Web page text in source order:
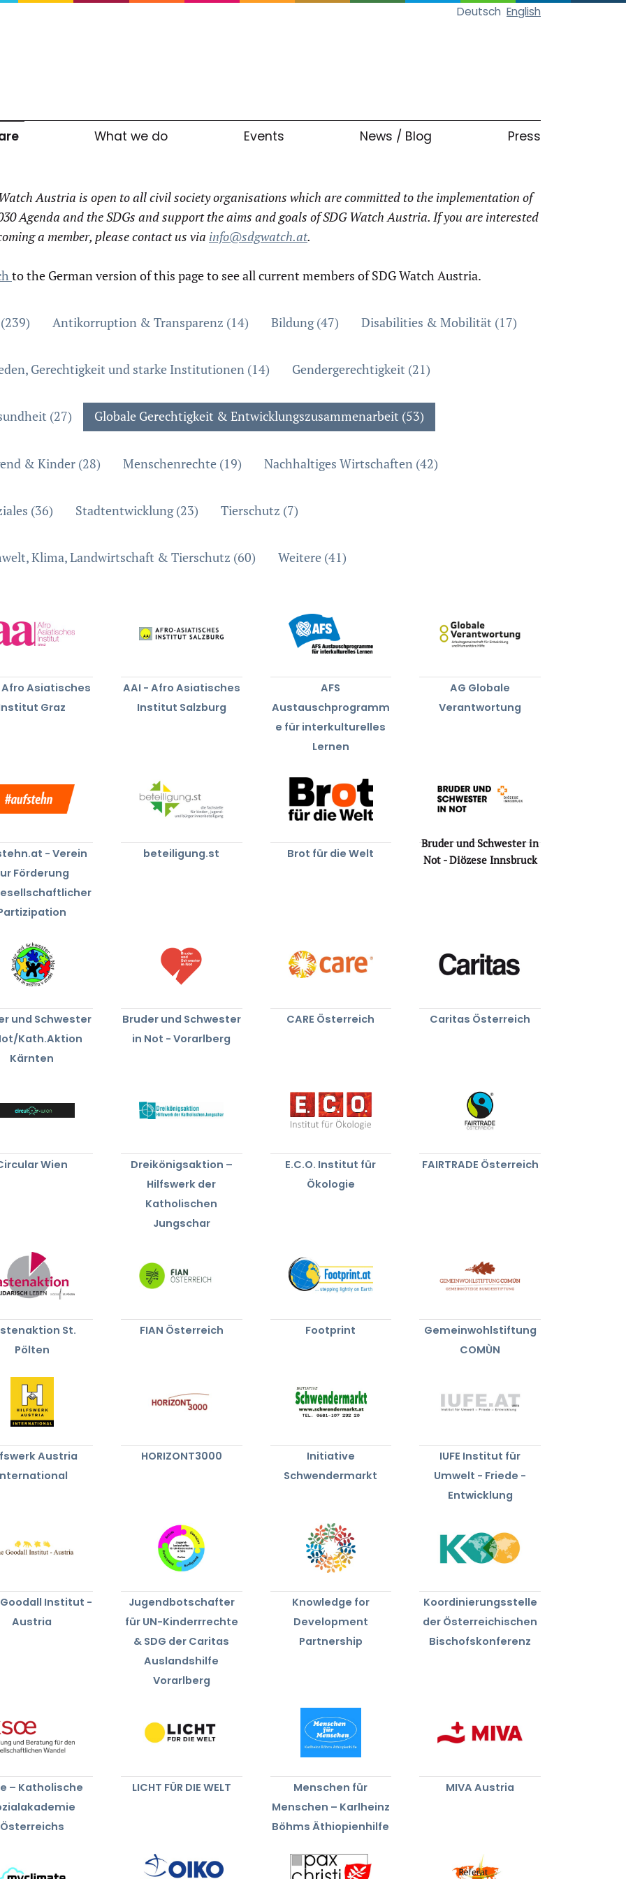
Deutsch English
What we do Events News / Blog Press
Austria is open to all civil society organisations which are committed to the implementation of
Agenda and the SDGs and support the aims and goals of SDG Watch Austria. If you are interested
a member, please contact us via info@sdgwatch.at.
to the German version of this page to see all current members of SDG Watch Austria.
Antikorruption & Transparenz (14) Bildung (47) Disabilities & Mobilität (17)
Gerechtigkeit und starke Institutionen (14) Gendergerechtigkeit (21)
(27) Globale Gerechtigkeit & Entwicklungszusammenarbeit (53)
& Kinder (28) Menschenrechte (19) Nachhaltiges Wirtschaften (42)
(36) Stadtentwicklung (23) Tierschutz (7)
Klima, Landwirtschaft & Tierschutz (60) Weitere (41)
Afro Asiatisches
Graz
AAI - Afro Asiatisches
Institut Salzburg
AFS
Austauschprogramm
e für interkulturelles
Lernen
AG Globale
Verantwortung
- Verein
Förderung
beteiligung.st Brot für die Welt
Bruder und Schwester in
Not - Diözese Innsbruck
und Schwester
Kath.Aktion
Kärnten
Bruder und Schwester
in Not - Vorarlberg
CARE Österreich Caritas Österreich
Wien
Dreikönigsaktion –
Hilfswerk der
Katholischen
Jungschar
E.C.O. Institut für
Ökologie
FAIRTRADE Österreich
St.
Pölten
FIAN Österreich Footprint
Gemeinwohlstiftung
COMÙN
Austria
HORIZONT3000
Initiative
Schwendermarkt
IUFE Institut für
Umwelt - Friede -
Entwicklung
Institut -
Austria
Jugendbotschafter
für UN-Kinderrrechte
& SDG der Caritas
Auslandshilfe
Vorarlberg
Knowledge for
Development
Partnership
Koordinierungsstelle
der Österreichischen
Bischofskonferenz
– Katholische
Österreichs
LICHT FÜR DIE WELT
Menschen für
Menschen – Karlheinz
Böhms Äthiopienhilfe
MIVA Austria